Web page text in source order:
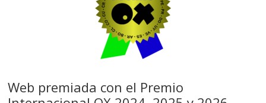
Web premiada con el Premio